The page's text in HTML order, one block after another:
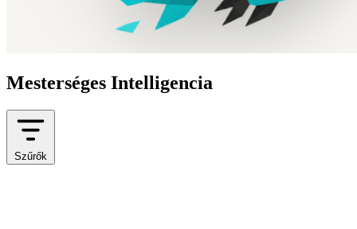
Mesterséges Intelligencia
Szűrők